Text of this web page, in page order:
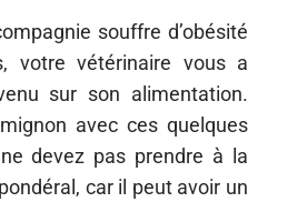
souffre d’obésité
votre vétérinaire vous a
sur son alimentation.
avec ces quelques
devez pas prendre à la
car il peut avoir un